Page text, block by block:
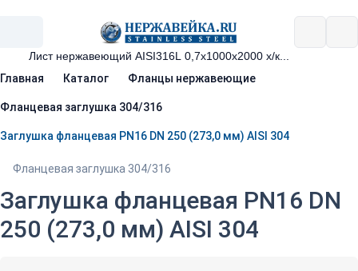
Главная Каталог Фланцы нержавеющие
Фланцевая заглушка 304/316
Заглушка фланцевая PN16 DN 250 (273,0 мм) AISI 304
Фланцевая заглушка 304/316
Заглушка фланцевая PN16 DN
250 (273,0 мм) AISI 304